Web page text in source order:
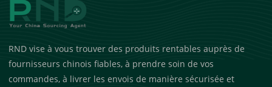
RND vise à vous trouver des produits rentables auprès de
fournisseurs chinois fiables, à prendre soin de vos
commandes, à livrer les envois de manière sécurisée et